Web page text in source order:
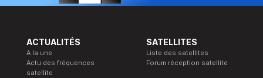
ACTUALITÉS
A la une
Actu des fréquences
satellite
SATELLITES
Liste des satellites
Forum réception satellite